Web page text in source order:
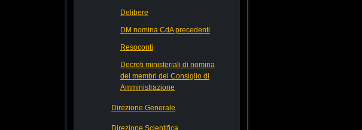
Delibere
DM nomina CdA precedenti
Resoconti
Decreti ministeriali di nomina
dei membri del Consiglio di
Amministrazione
Direzione Generale
Direzione Scientifica